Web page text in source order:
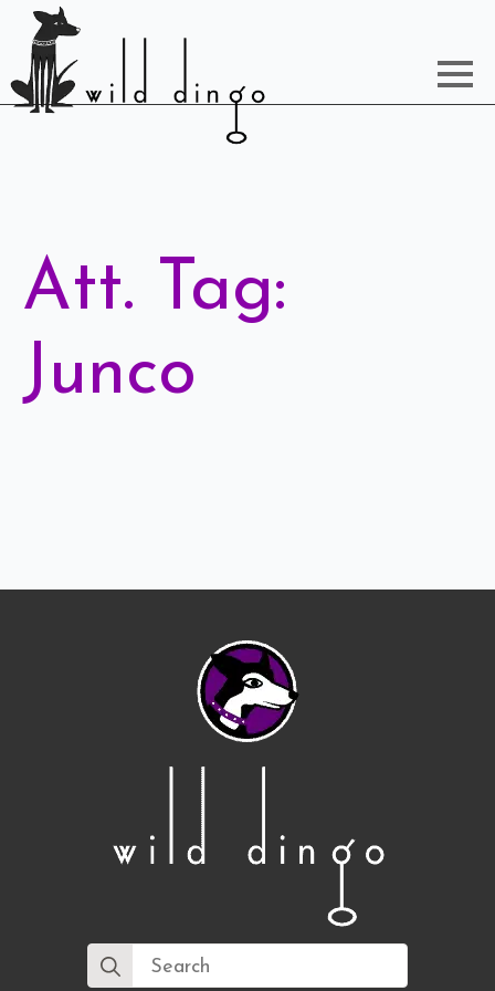
Att. Tag:
Junco
Search
for: